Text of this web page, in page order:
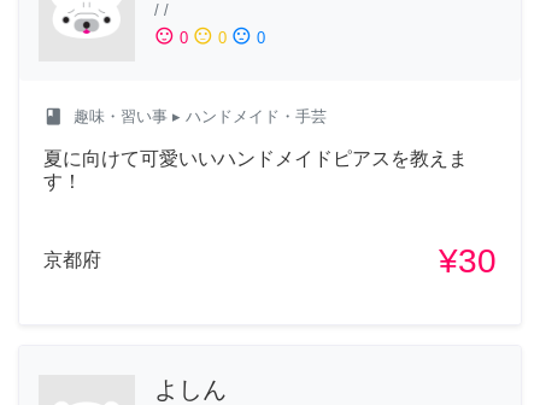
/ /
sentiment_satisfied 0 sentiment_neutral 0 sentiment_dissatisfied 0
class 趣味・習い事 ▸ ハンドメイド・手芸
夏に向けて可愛いいハンドメイドピアスを教えま
す！
京都府 ¥30
よしん